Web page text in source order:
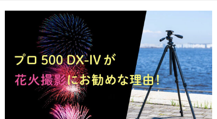
プロ 500 DX-IVが花火撮影にお勧めな理